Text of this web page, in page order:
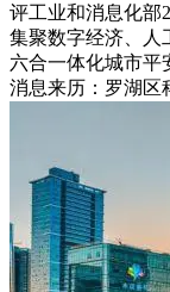
评工业和消息化部
集聚数字经济、人
六合一体化城市平
消息来历：罗湖区